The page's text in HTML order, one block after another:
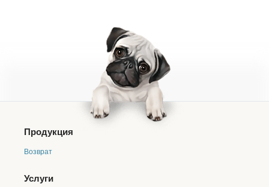
течении этого времени, нам не удастся с вами
связаться, заказ будет отменен;
При оформлении заказа на доставку вам
предоставляется два варианта формы оплаты
(наличными средствами курьеру в день получения
заказа, либо онлайн оплата после подтверждения
Смена формы оплаты возможна не
позднее, чем за сутки до даты получения заказа.
В ином случае, мы вынуждены будем перенести
Если курьер в течении 15 минут после прибытия на
вручить ваш заказ, то доставка будет осуществлена
Продукция
Возврат
Услуги